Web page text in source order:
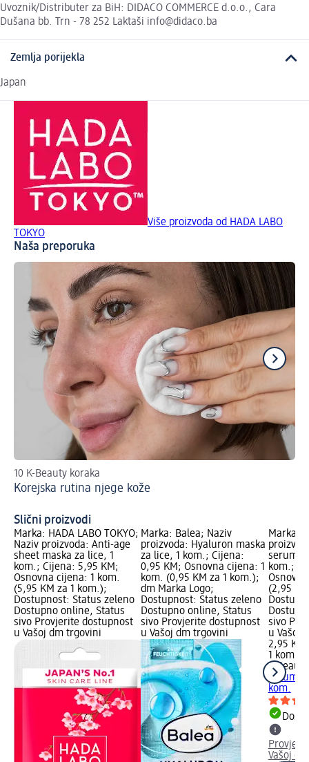
Uvoznik/Distributer za BiH: DIDACO COMMERCE d.o.o., Cara
Dušana bb. Trn - 78 252 Laktaši info@didaco.ba
Zemlja porijekla
Japan
Više proizvoda od HADA LABO
TOKYO
Naša preporuka
10 K-Beauty koraka
Korejska rutina njege kože
Slični proizvodi
Marka: HADA LABO TOKYO;
Naziv proizvoda: Anti-age
sheet maska za lice, 1
kom.; Cijena: 5,95 KM;
Osnovna cijena: 1 kom.
(5,95 KM za 1 kom.);
Dostupnost: Status zeleno
Dostupno online, Status
sivo Provjerite dostupnost
u Vašoj dm trgovini
Marka: Balea; Naziv
proizvoda: Hyaluron maska
za lice, 1 kom.; Cijena:
0,95 KM; Osnovna cijena: 1
kom. (0,95 KM za 1 kom.);
dm Marka Logo;
Dostupnost: Status zeleno
Dostupno online, Status
sivo Provjerite dostupnost
u Vašoj dm trgovini
Marka:
serum
kom.;
(2,95
sivo
u Vašoj
2,95 KM
1 kom.
MBeauty
serum
kom.
Vašoj